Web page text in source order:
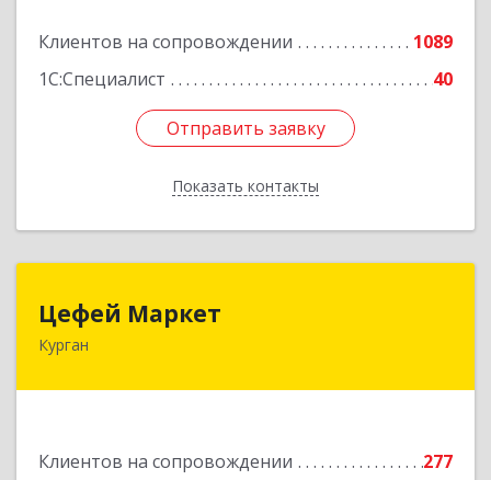
Клиентов на сопровождении
1089
1С:Специалист
40
Отправить заявку
Показать контакты
Подробнее
Отправить заявку
Назад
Цефей Маркет
Курган
Клиентов на сопровождении
277
640002, Курганская обл, Курган г, М.Горького